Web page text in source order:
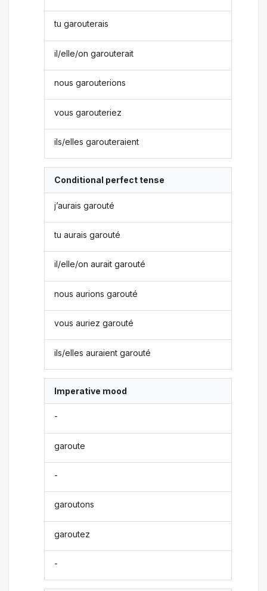
tu garouterais
il/elle/on garouterait
nous garouterions
vous garouteriez
ils/elles garouteraient
Conditional perfect tense
j’aurais garouté
tu aurais garouté
il/elle/on aurait garouté
nous aurions garouté
vous auriez garouté
ils/elles auraient garouté
Imperative mood
-
garoute
-
garoutons
garoutez
-